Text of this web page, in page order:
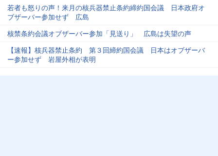
若者も怒りの声！来月の核兵器禁止条約締約国会議 日本政府オ
ブザーバー参加せず 広島
核禁条約会議オブザーバー参加「見送り」 広島は失望の声
【速報】核兵器禁止条約 第３回締約国会議 日本はオブザーバ
ー参加せず 岩屋外相が表明